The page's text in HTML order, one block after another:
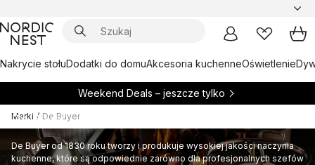
Nakrycie stołuDodatki do domuAkcesoria kuchenneOświetlenie
Weekend Deals – jeszcze tylko
Marki / De Buyer
De Buyer
De Buyer od 1830 roku tworzy i produkuje wysokiej jakości naczynia
kuchenne, które są odpowiednie zarówno dla profesjonalnych szefów